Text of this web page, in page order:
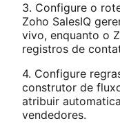
3. Configure o
Zoho SalesIQ
vivo, enquanto o
registros de
4. Configure
construtor de
atribuir
vendedores.